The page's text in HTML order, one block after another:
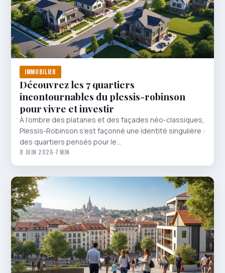
IMMOBILIER
Découvrez les 7 quartiers
incontournables du plessis-robinson
pour vivre et investir
À l’ombre des platanes et des façades néo-classiques,
Plessis-Robinson s’est façonné une identité singulière :
des quartiers pensés pour le…
8 JUIN 2026·7 MIN